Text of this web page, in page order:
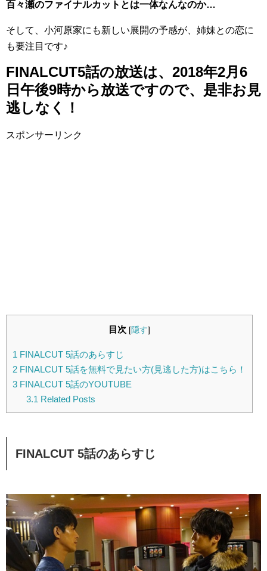
百々瀬のファイナルカットとは一体なんなのか…
そして、小河原家にも新しい展開の予感が、姉妹との恋に
も要注目です♪
FINALCUT5話の放送は、2018年2月6
日午後9時から放送ですので、是非お見
逃しなく！
スポンサーリンク
目次 [隠す]
1 FINALCUT 5話のあらすじ
2 FINALCUT 5話を無料で見たい方(見逃した方)はこちら！
3 FINALCUT 5話のYOUTUBE
3.1Related Posts
FINALCUT 5話のあらすじ